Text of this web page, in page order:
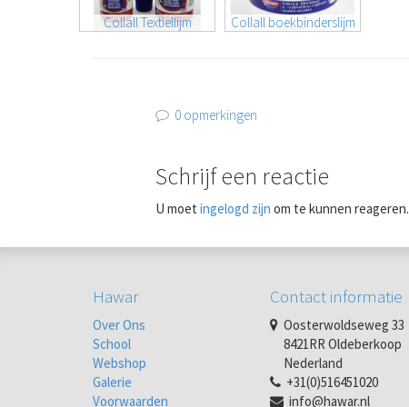
Collall Textiellijm Collall boekbinderslijm
0 opmerkingen
Schrijf een reactie
U moetingelogd zijn om te kunnen reageren.
Hawar
Over Ons
School
Webshop
Galerie
Voorwaarden
Contact informatie
Oosterwoldseweg 33
8421RR Oldeberkoop
Nederland
+31(0)516451020
info@hawar.nl